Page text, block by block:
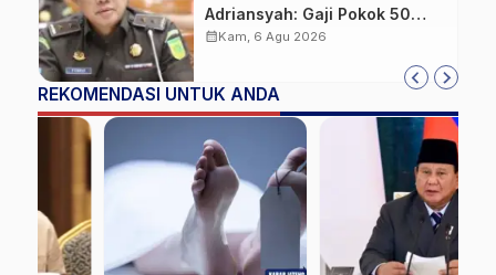
Adriansyah: Gaji Pokok 50
Persen Tetap Mengalir,
calendar_monthKam, 6 Agu 2026
REKOMENDASI UNTUK ANDA